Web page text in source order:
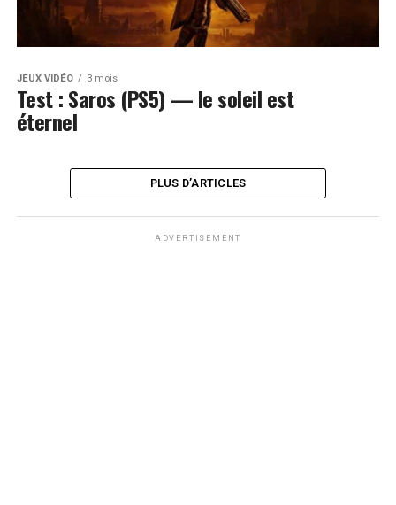
JEUX VIDÉO 3 mois
Test : Saros (PS5) — le soleil est
éternel
PLUS D’ARTICLES
ADVERTISEMENT